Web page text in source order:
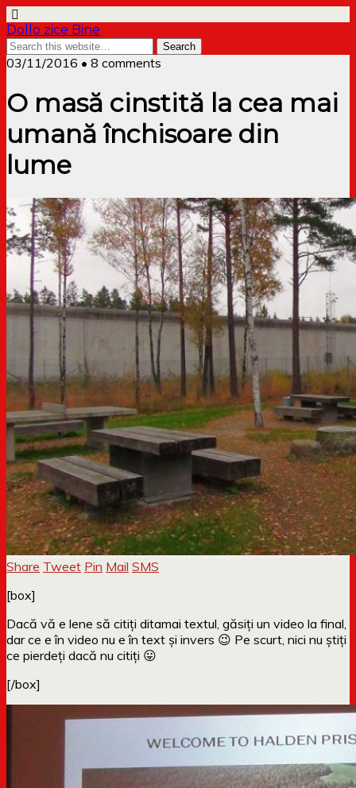
Dollo zice Bine
03/11/2016 • 8 comments
O masă cinstită la cea mai
umană închisoare din
lume
Share Tweet Pin Mail SMS
[box]
Dacă vă e lene să citiți ditamai textul, găsiți un video la final,
dar ce e în video nu e în text și invers 😉 Pe scurt, nici nu știți
ce pierdeți dacă nu citiți 😛
[/box]